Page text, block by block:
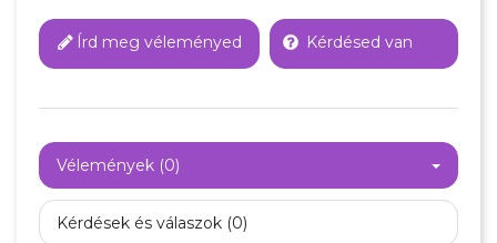
Írd meg véleményed Kérdésed van
Vélemények (0)
Kérdések és válaszok (0)